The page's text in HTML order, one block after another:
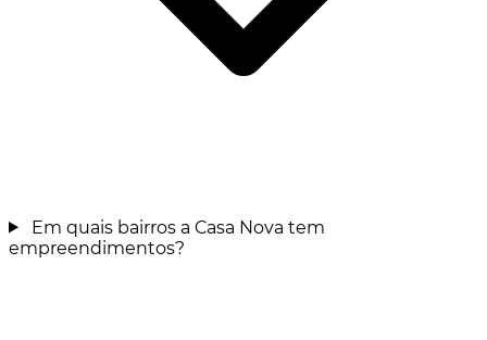
Em quais bairros a Casa Nova tem
empreendimentos?